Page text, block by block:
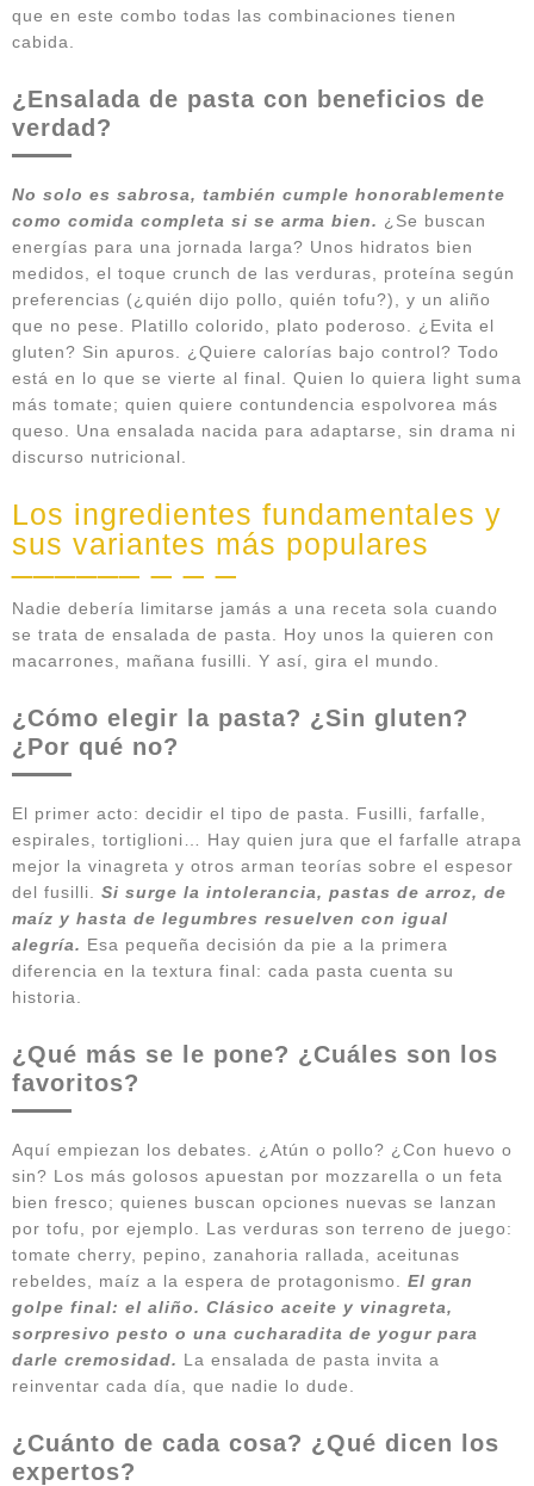
que en este combo todas las combinaciones tienen
cabida.
¿Ensalada de pasta con beneficios de
verdad?
No solo es sabrosa, también cumple honorablemente
como comida completa si se arma bien. ¿Se buscan
energías para una jornada larga? Unos hidratos bien
medidos, el toque crunch de las verduras, proteína según
preferencias (¿quién dijo pollo, quién tofu?), y un aliño
que no pese. Platillo colorido, plato poderoso. ¿Evita el
gluten? Sin apuros. ¿Quiere calorías bajo control? Todo
está en lo que se vierte al final. Quien lo quiera light suma
más tomate; quien quiere contundencia espolvorea más
queso. Una ensalada nacida para adaptarse, sin drama ni
discurso nutricional.
Los ingredientes fundamentales y
sus variantes más populares
Nadie debería limitarse jamás a una receta sola cuando
se trata de ensalada de pasta. Hoy unos la quieren con
macarrones, mañana fusilli. Y así, gira el mundo.
¿Cómo elegir la pasta? ¿Sin gluten?
¿Por qué no?
El primer acto: decidir el tipo de pasta. Fusilli, farfalle,
espirales, tortiglioni… Hay quien jura que el farfalle atrapa
mejor la vinagreta y otros arman teorías sobre el espesor
del fusilli. Si surge la intolerancia, pastas de arroz, de
maíz y hasta de legumbres resuelven con igual
alegría. Esa pequeña decisión da pie a la primera
diferencia en la textura final: cada pasta cuenta su
historia.
¿Qué más se le pone? ¿Cuáles son los
favoritos?
Aquí empiezan los debates. ¿Atún o pollo? ¿Con huevo o
sin? Los más golosos apuestan por mozzarella o un feta
bien fresco; quienes buscan opciones nuevas se lanzan
por tofu, por ejemplo. Las verduras son terreno de juego:
tomate cherry, pepino, zanahoria rallada, aceitunas
rebeldes, maíz a la espera de protagonismo. El gran
golpe final: el aliño. Clásico aceite y vinagreta,
sorpresivo pesto o una cucharadita de yogur para
darle cremosidad. La ensalada de pasta invita a
reinventar cada día, que nadie lo dude.
¿Cuánto de cada cosa? ¿Qué dicen los
expertos?